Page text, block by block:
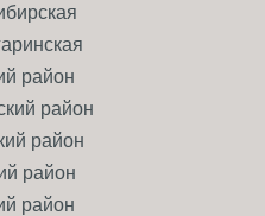
район
район
район
район
район